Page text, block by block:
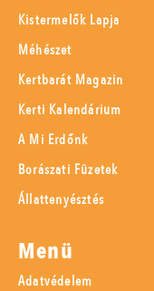
Kistermelők Lapja
Méhészet
Kertbarát Magazin
Kerti Kalendárium
A Mi Erdőnk
Borászati Füzetek
Állattenyésztés
Menü
Adatvédelem